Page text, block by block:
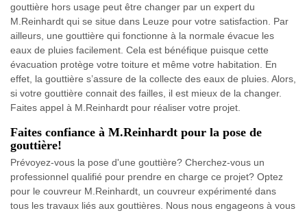
gouttière hors usage peut être changer par un expert du
M.Reinhardt qui se situe dans Leuze pour votre satisfaction. Par
ailleurs, une gouttière qui fonctionne à la normale évacue les
eaux de pluies facilement. Cela est bénéfique puisque cette
évacuation protège votre toiture et même votre habitation. En
effet, la gouttière s’assure de la collecte des eaux de pluies. Alors,
si votre gouttière connait des failles, il est mieux de la changer.
Faites appel à M.Reinhardt pour réaliser votre projet.
Faites confiance à M.Reinhardt pour la pose de
gouttière!
Prévoyez-vous la pose d'une gouttière? Cherchez-vous un
professionnel qualifié pour prendre en charge ce projet? Optez
pour le couvreur M.Reinhardt, un couvreur expérimenté dans
tous les travaux liés aux gouttières. Nous nous engageons à vous